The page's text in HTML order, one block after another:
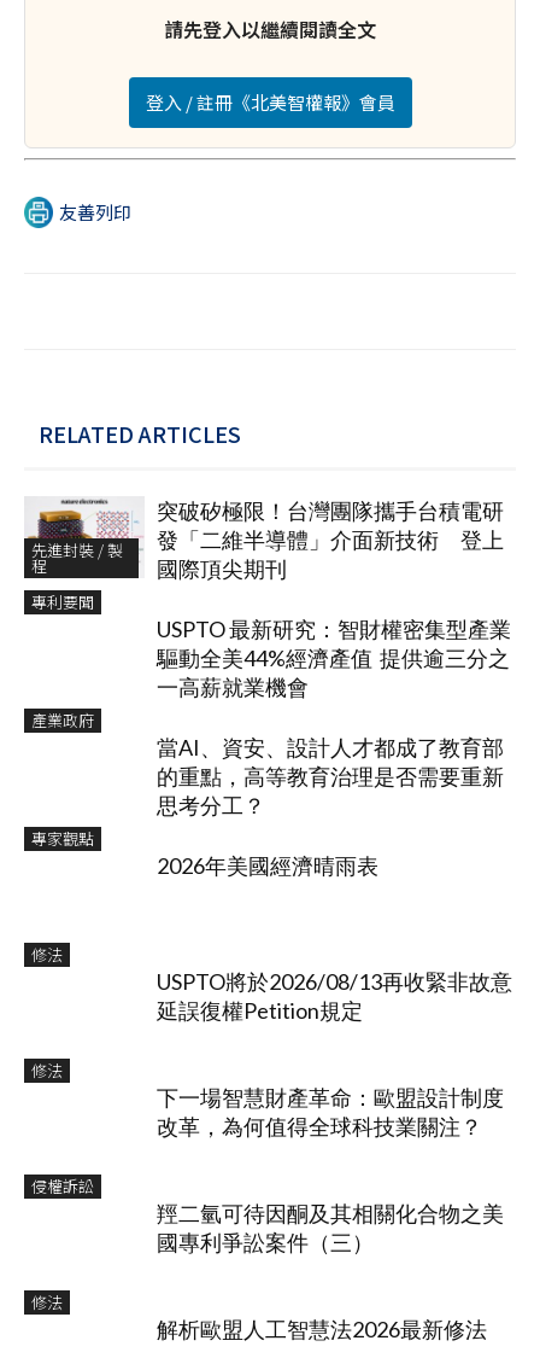
請先登入以繼續閱讀全文
登入 / 註冊《北美智權報》會員
友善列印
RELATED ARTICLES
先進封裝 / 製
程
突破矽極限！台灣團隊攜手台積電研
發「二維半導體」介面新技術 登上
國際頂尖期刊
專利要聞
USPTO 最新研究：智財權密集型產業
驅動全美44%經濟產值 提供逾三分之
一高薪就業機會
產業政府
當AI、資安、設計人才都成了教育部
的重點，高等教育治理是否需要重新
思考分工？
專家觀點
2026年美國經濟晴雨表
修法
USPTO將於2026/08/13再收緊非故意
延誤復權Petition規定
修法
下一場智慧財產革命：歐盟設計制度
改革，為何值得全球科技業關注？
侵權訴訟
羥二氫可待因酮及其相關化合物之美
國專利爭訟案件（三）
修法
解析歐盟人工智慧法2026最新修法